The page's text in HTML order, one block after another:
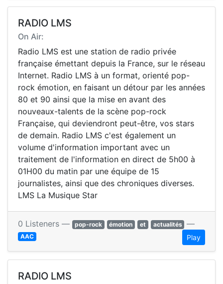
RADIO LMS
On Air:
Radio LMS est une station de radio privée
française émettant depuis la France, sur le réseau
Internet. Radio LMS à un format, orienté pop-
rock émotion, en faisant un détour par les années
80 et 90 ainsi que la mise en avant des
nouveaux-talents de la scène pop-rock
Française, qui deviendront peut-être, vos stars
de demain. Radio LMS c'est également un
volume d'information important avec un
traitement de l'information en direct de 5h00 à
01H00 du matin par une équipe de 15
journalistes, ainsi que des chroniques diverses.
LMS La Musique Star
0 Listeners — pop-rock émotion et actualités —
AAC Play
RADIO LMS